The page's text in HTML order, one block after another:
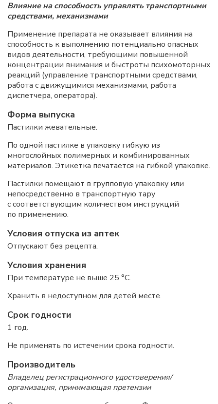
Влияние на способность управлять транспортными
средствами, механизмами
Применение препарата не оказывает влияния на
способность к выполнению потенциально опасных
видов деятельности, требующими повышенной
концентрации внимания и быстроты психомоторных
реакций (управление транспортными средствами,
работа сдвижущимися механизмами, работа
диспетчера, оператора).
Форма выпуска
Пастилки жевательные.
По одной пастилке в упаковку гибкую из
многослойных полимерных и комбинированных
материалов. Этикетка печатается на гибкой упаковке.
Пастилки помещают в групповую упаковку или
непосредственно в транспортную тару
с соответствующим количеством инструкций
по применению.
Условия отпуска из аптек
Отпускают без рецепта.
Условия хранения
При температуре не выше 25 °С.
Хранить в недоступном для детей месте.
Срок годности
1 год.
Не применять по истечении срока годности.
Производитель
Владелец регистрационного удостоверения/
организация, принимающая претензии